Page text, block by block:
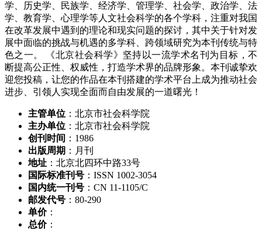
学、历史学、民族学、经济学、管理学、社会学、政治学、法
学、教育学、心理学等人文社会科学的各个学科，注重对我国
在改革发展中遇到的理论和现实问题的探讨，其中关于针对发
展中面临的挑战与机遇的多学科、跨领域研究为本刊传统与特
色之一。 《北京社会科学》坚持以一流学术名刊为目标，不
断提高公正性、权威性，打造学术界的品牌形象。本刊诚挚欢
迎您投稿，让您的作品在本刊搭建的学术平台上成为推动社会
进步、引领人实现全面而自由发展的一道曙光！
主管单位 ：北京市社会科学院
主办单位 ：北京市社会科学院
创刊时间 ：1986
出版周期 ：月刊
地址 ：北京北四环中路33号
国际标准刊号 ：ISSN 1002-3054
国内统一刊号 ：CN 11-1105/C
邮发代号 ：80-290
单价：
总价：